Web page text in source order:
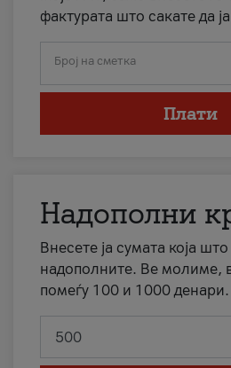
фактурата што сакате да
Број на сметка
Плати
Надополни
Внесете ја сумата која што
надополните. Ве молиме,
помеѓу 100 и 1000 денари.